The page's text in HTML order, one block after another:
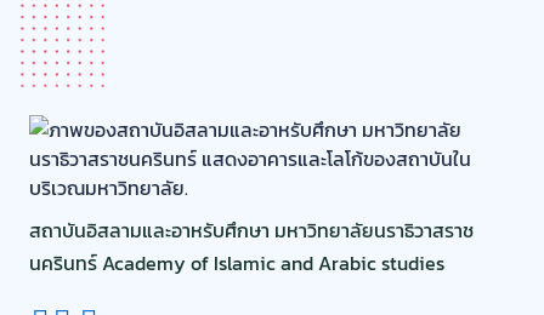
สถาบันอิสลามและอาหรับศึกษา มหาวิทยาลัยนราธิวาสราช
นครินทร์ Academy of Islamic and Arabic studies